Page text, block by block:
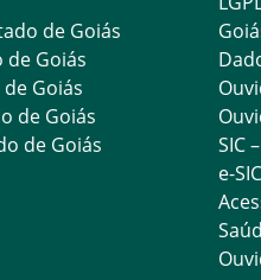
de Goiás
de Goiás
Goiás
de Goiás
de Goiás
SIC
e-